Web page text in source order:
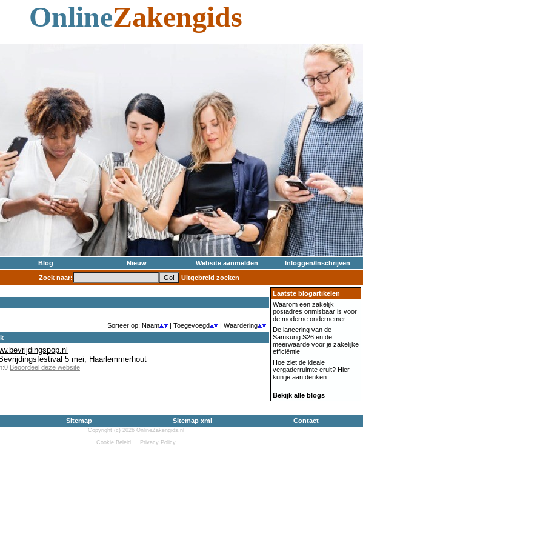
OnlineZakengids
Blog Nieuw Website aanmelden
Inloggen/Inschrijven
Zoek naar:
Uitgebreid zoeken
Sorteer op: Naam | Toegevoegd
| Waardering
5 mei, Haarlemmerhout
Beoordeel deze website
Laatste blogartikelen
Waarom een zakelijk
postadres onmisbaar is voor
de moderne ondernemer
De lancering van de
Samsung S26 en de
meerwaarde voor je zakelijke
efficiëntie
Hoe ziet de ideale
vergaderruimte eruit? Hier
kun je aan denken
Bekijk alle blogs
Sitemap Sitemap xml Contact
Copyright (c) 2026 OnlineZakengids.nl
Cookie Beleid
Privacy Policy